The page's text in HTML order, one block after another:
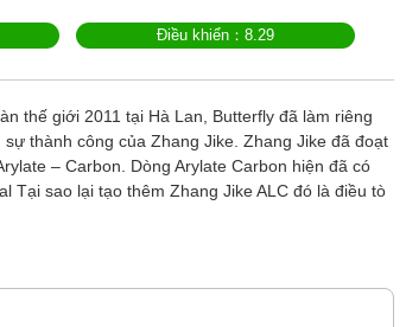
Điều khiển：8.29
thế giới 2011 tại Hà Lan, Butterfly đã làm riêng
thành công của Zhang Jike. Zhang Jike đã đoạt
– Carbon. Dòng Arylate Carbon hiện đã có
Tại sao lại tạo thêm Zhang Jike ALC đó là điều tò